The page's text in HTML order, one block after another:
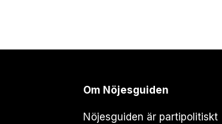
Om Nöjesguiden
Nöjesguiden är partipolitiskt